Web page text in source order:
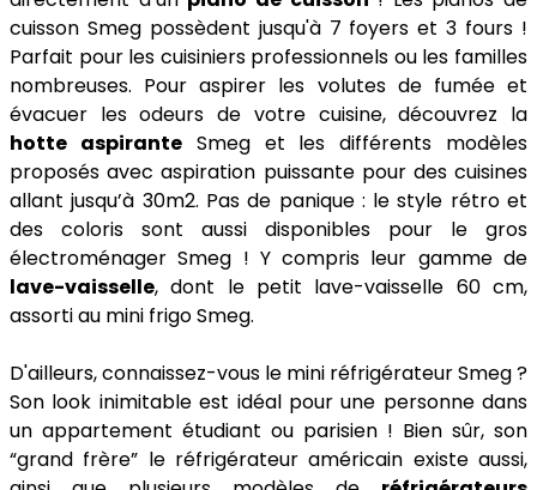
cuisson Smeg possèdent jusqu'à 7 foyers et 3 fours !
Parfait pour les cuisiniers professionnels ou les familles
nombreuses. Pour aspirer les volutes de fumée et
évacuer les odeurs de votre cuisine, découvrez la
hotte aspiranteSmeg et les différents modèles
proposés avec aspiration puissante pour des cuisines
allant jusqu’à 30m2. Pas de panique : le style rétro et
des coloris sont aussi disponibles pour le gros
électroménager Smeg ! Y compris leur gamme de
lave-vaisselle, dont le petit lave-vaisselle 60 cm,
assorti au mini frigo Smeg.
D'ailleurs, connaissez-vous le mini réfrigérateur Smeg ?
Son look inimitable est idéal pour une personne dans
un appartement étudiant ou parisien ! Bien sûr, son
“grand frère” le réfrigérateur américain existe aussi,